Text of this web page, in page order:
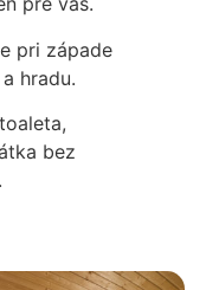
pri západe
hradu.
bez